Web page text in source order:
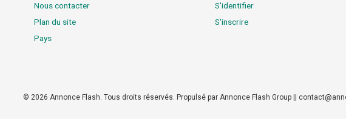
Nous contacter
Plan du site
Pays
S'identifier
S'inscrire
© 2026 Annonce Flash. Tous droits réservés. Propulsé par Annonce Flash Group ||